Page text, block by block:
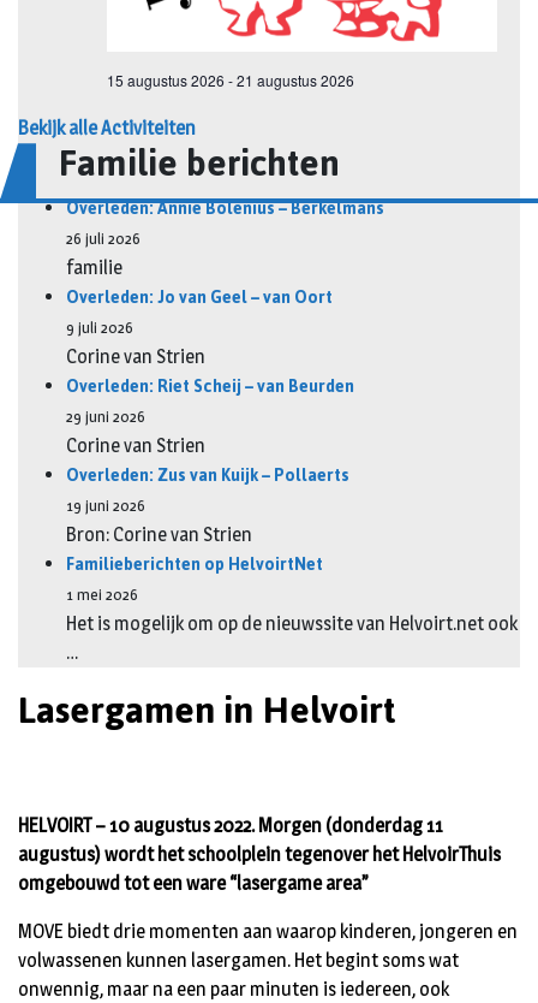
Bekijk alle Activiteiten
Familie berichten
Overleden: Annie Bolenius – Berkelmans
26 juli 2026
familie
Overleden: Jo van Geel – van Oort
9 juli 2026
Corine van Strien
Overleden: Riet Scheij – van Beurden
29 juni 2026
Corine van Strien
Overleden: Zus van Kuijk – Pollaerts
19 juni 2026
Bron: Corine van Strien
Familieberichten op HelvoirtNet
1 mei 2026
Het is mogelijk om op de nieuwssite van Helvoirt.net ook
…
Lasergamen in Helvoirt
HELVOIRT – 10 augustus 2022. Morgen (donderdag 11
augustus) wordt het schoolplein tegenover het HelvoirThuis
omgebouwd tot een ware “lasergame area”
MOVE biedt drie momenten aan waarop kinderen, jongeren en
volwassenen kunnen lasergamen. Het begint soms wat
onwennig, maar na een paar minuten is iedereen, ook